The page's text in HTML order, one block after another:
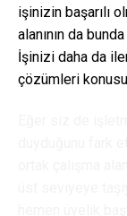
işinizin başarılı
alanının da
İşinizi daha da
çözümleri